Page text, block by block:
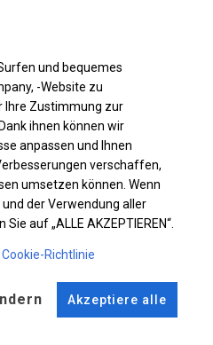
ändern
Stahl ca.fi 54 mm
und bequemes
-Website zu
Ihre Zustimmung zur
ihnen können wir
anpassen und Ihnen
verschaffen,
umsetzen können. Wenn
der Verwendung aller
auf „ALLE AKZEPTIEREN“.
Richtlinie
Akzeptiere alle